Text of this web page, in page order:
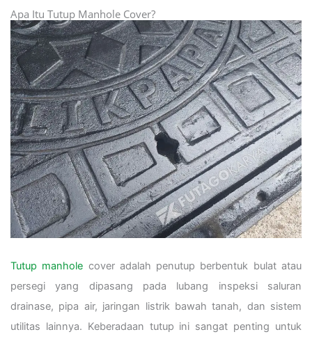
Apa Itu Tutup Manhole Cover?
Tutup manhole cover adalah penutup berbentuk bulat atau
persegi yang dipasang pada lubang inspeksi saluran
drainase, pipa air, jaringan listrik bawah tanah, dan sistem
utilitas lainnya. Keberadaan tutup ini sangat penting untuk